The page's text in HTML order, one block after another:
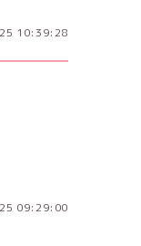
10:39:28
09:29:00